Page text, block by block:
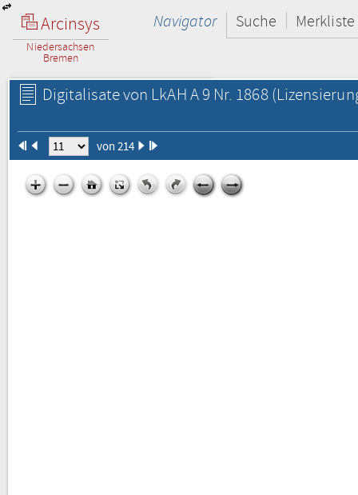
Arcinsys
Niedersachsen
Bremen
Navigator Suche Merkliste
Digitalisate von LkAH A 9 Nr. 1868
von 214